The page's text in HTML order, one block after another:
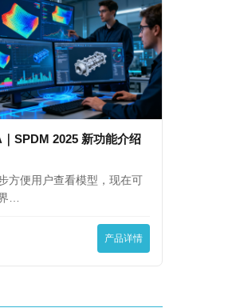
SPDM 2025 新功能介绍
方便用户查看模型，现在可
…
产品详情